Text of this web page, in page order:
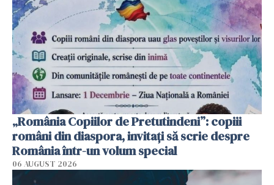
„România Copiilor de Pretutindeni”: copiii
români din diaspora, invitați să scrie despre
România într-un volum special
06 AUGUST 2026